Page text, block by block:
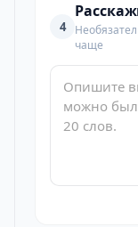
4
чаще